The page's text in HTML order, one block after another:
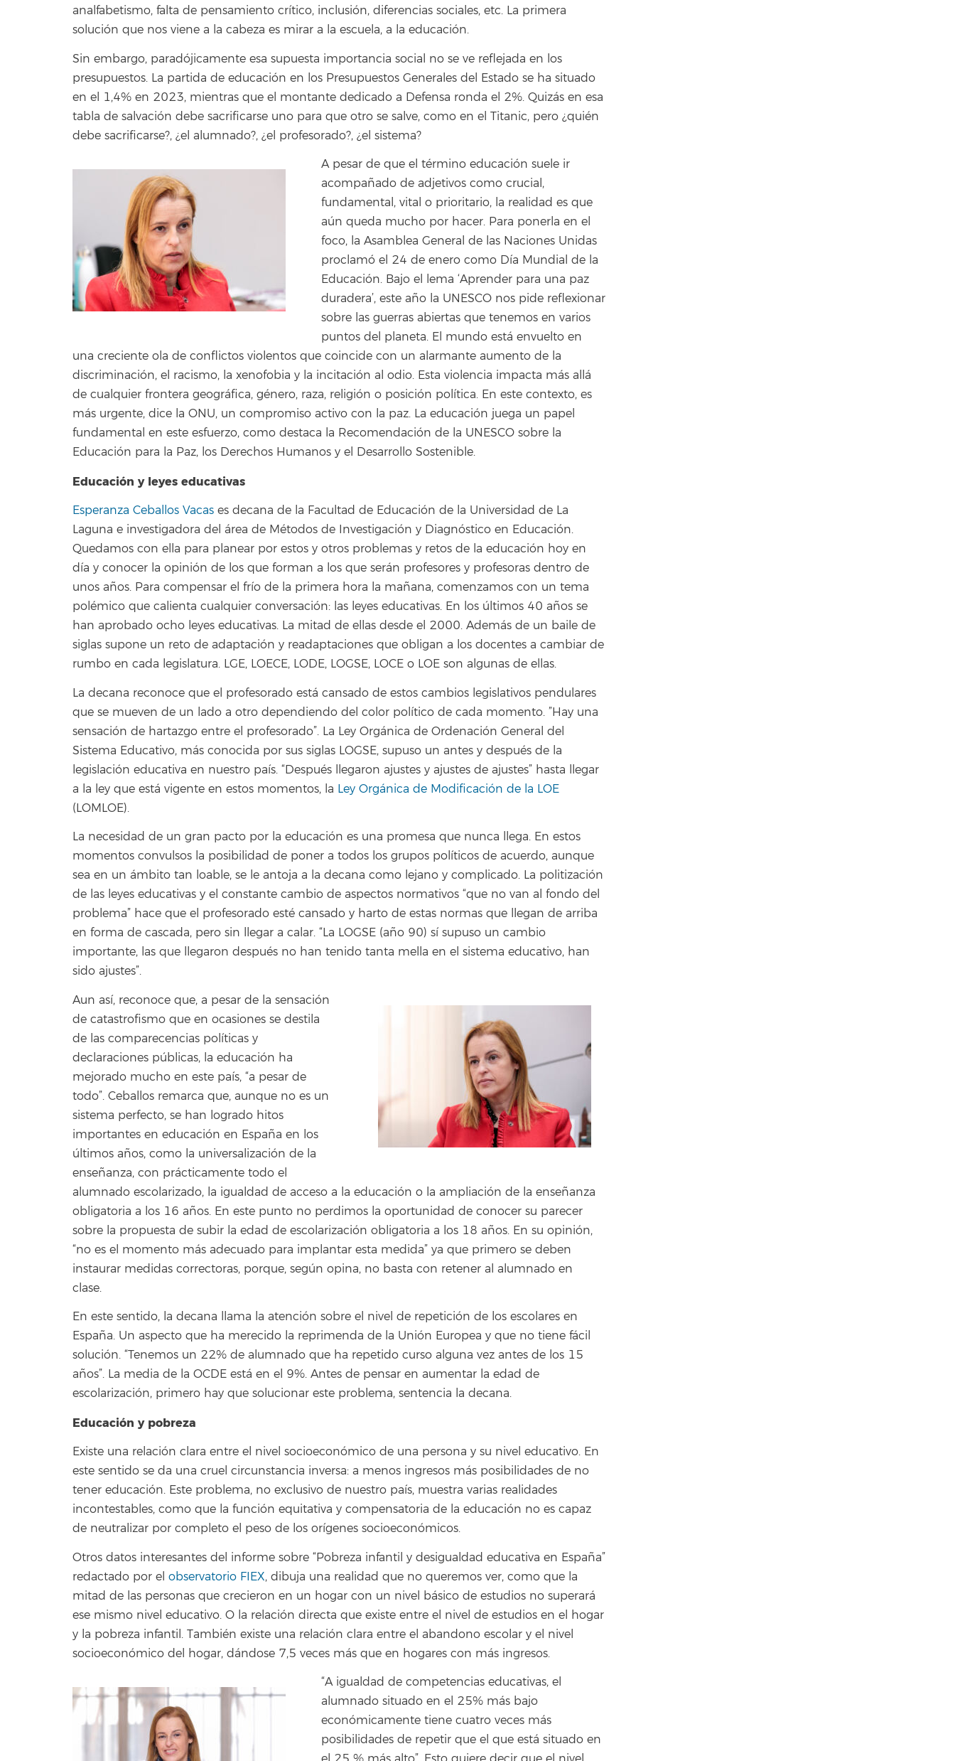
analfabetismo, falta de pensamiento crítico, inclusión, diferencias sociales, etc. La primera
solución que nos viene a la cabeza es mirar a la escuela, a la educación.
Sin embargo, paradójicamente esa supuesta importancia social no se ve reflejada en los
presupuestos. La partida de educación en los Presupuestos Generales del Estado se ha situado
en el 1,4% en 2023, mientras que el montante dedicado a Defensa ronda el 2%. Quizás en esa
tabla de salvación debe sacrificarse uno para que otro se salve, como en el Titanic, pero ¿quién
debe sacrificarse?, ¿el alumnado?, ¿el profesorado?, ¿el sistema?
A pesar de que el término educación suele ir
acompañado de adjetivos como crucial,
fundamental, vital o prioritario, la realidad es que
aún queda mucho por hacer. Para ponerla en el
foco, la Asamblea General de las Naciones Unidas
proclamó el 24 de enero como Día Mundial de la
Educación. Bajo el lema ‘Aprender para una paz
duradera’, este año la UNESCO nos pide reflexionar
sobre las guerras abiertas que tenemos en varios
puntos del planeta. El mundo está envuelto en
una creciente ola de conflictos violentos que coincide con un alarmante aumento de la
discriminación, el racismo, la xenofobia y la incitación al odio. Esta violencia impacta más allá
de cualquier frontera geográfica, género, raza, religión o posición política. En este contexto, es
más urgente, dice la ONU, un compromiso activo con la paz. La educación juega un papel
fundamental en este esfuerzo, como destaca la Recomendación de la UNESCO sobre la
Educación para la Paz, los Derechos Humanos y el Desarrollo Sostenible.
Educación y leyes educativas
Esperanza Ceballos Vacas es decana de la Facultad de Educación de la Universidad de La
Laguna e investigadora del área de Métodos de Investigación y Diagnóstico en Educación.
Quedamos con ella para planear por estos y otros problemas y retos de la educación hoy en
día y conocer la opinión de los que forman a los que serán profesores y profesoras dentro de
unos años. Para compensar el frío de la primera hora la mañana, comenzamos con un tema
polémico que calienta cualquier conversación: las leyes educativas. En los últimos 40 años se
han aprobado ocho leyes educativas. La mitad de ellas desde el 2000. Además de un baile de
siglas supone un reto de adaptación y readaptaciones que obligan a los docentes a cambiar de
rumbo en cada legislatura. LGE, LOECE, LODE, LOGSE, LOCE o LOE son algunas de ellas.
La decana reconoce que el profesorado está cansado de estos cambios legislativos pendulares
que se mueven de un lado a otro dependiendo del color político de cada momento. ”Hay una
sensación de hartazgo entre el profesorado”. La Ley Orgánica de Ordenación General del
Sistema Educativo, más conocida por sus siglas LOGSE, supuso un antes y después de la
legislación educativa en nuestro país. “Después llegaron ajustes y ajustes de ajustes” hasta llegar
a la ley que está vigente en estos momentos, la Ley Orgánica de Modificación de la LOE
(LOMLOE).
La necesidad de un gran pacto por la educación es una promesa que nunca llega. En estos
momentos convulsos la posibilidad de poner a todos los grupos políticos de acuerdo, aunque
sea en un ámbito tan loable, se le antoja a la decana como lejano y complicado. La politización
de las leyes educativas y el constante cambio de aspectos normativos “que no van al fondo del
problema” hace que el profesorado esté cansado y harto de estas normas que llegan de arriba
en forma de cascada, pero sin llegar a calar. “La LOGSE (año 90) sí supuso un cambio
importante, las que llegaron después no han tenido tanta mella en el sistema educativo, han
sido ajustes”.
Aun así, reconoce que, a pesar de la sensación
de catastrofismo que en ocasiones se destila
de las comparecencias políticas y
declaraciones públicas, la educación ha
mejorado mucho en este país, “a pesar de
todo”. Ceballos remarca que, aunque no es un
sistema perfecto, se han logrado hitos
importantes en educación en España en los
últimos años, como la universalización de la
enseñanza, con prácticamente todo el
alumnado escolarizado, la igualdad de acceso a la educación o la ampliación de la enseñanza
obligatoria a los 16 años. En este punto no perdimos la oportunidad de conocer su parecer
sobre la propuesta de subir la edad de escolarización obligatoria a los 18 años. En su opinión,
“no es el momento más adecuado para implantar esta medida” ya que primero se deben
instaurar medidas correctoras, porque, según opina, no basta con retener al alumnado en
clase.
En este sentido, la decana llama la atención sobre el nivel de repetición de los escolares en
España. Un aspecto que ha merecido la reprimenda de la Unión Europea y que no tiene fácil
solución. “Tenemos un 22% de alumnado que ha repetido curso alguna vez antes de los 15
años”. La media de la OCDE está en el 9%. Antes de pensar en aumentar la edad de
escolarización, primero hay que solucionar este problema, sentencia la decana.
Educación y pobreza
Existe una relación clara entre el nivel socioeconómico de una persona y su nivel educativo. En
este sentido se da una cruel circunstancia inversa: a menos ingresos más posibilidades de no
tener educación. Este problema, no exclusivo de nuestro país, muestra varias realidades
incontestables, como que la función equitativa y compensatoria de la educación no es capaz
de neutralizar por completo el peso de los orígenes socioeconómicos.
Otros datos interesantes del informe sobre “Pobreza infantil y desigualdad educativa en España”
redactado por el observatorio FIEX, dibuja una realidad que no queremos ver, como que la
mitad de las personas que crecieron en un hogar con un nivel básico de estudios no superará
ese mismo nivel educativo. O la relación directa que existe entre el nivel de estudios en el hogar
y la pobreza infantil. También existe una relación clara entre el abandono escolar y el nivel
socioeconómico del hogar, dándose 7,5 veces más que en hogares con más ingresos.
“A igualdad de competencias educativas, el
alumnado situado en el 25% más bajo
económicamente tiene cuatro veces más
posibilidades de repetir que el que está situado en